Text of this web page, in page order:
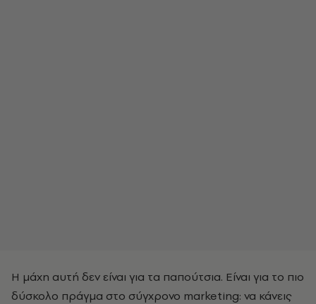
Η μάχη αυτή δεν είναι για τα παπούτσια. Είναι για το πιο
δύσκολο πράγμα στο σύγχρονο marketing: να κάνεις